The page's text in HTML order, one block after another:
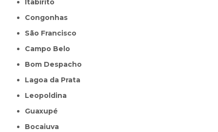
Itabirito
Congonhas
São Francisco
Campo Belo
Bom Despacho
Lagoa da Prata
Leopoldina
Guaxupé
Bocaiuva